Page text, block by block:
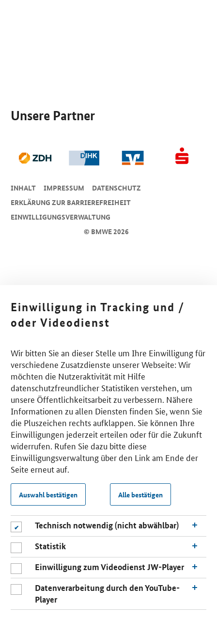
Unsere Partner
© BMWE 2026
INHALT IMPRESSUM
DA­TEN­SCHUTZ
ERKLÄRUNG ZUR BARRIEREFREIHEIT
EINWILLIGUNGSVERWALTUNG
Einwilligung in Tracking und /
oder Videodienst
Wir bitten Sie an dieser Stelle um Ihre Einwilligung für
verschiedene Zusatzdienste unserer Webseite: Wir
möchten die Nutzeraktivität mit Hilfe
datenschutzfreundlicher Statistiken verstehen, um
unsere Öffentlichkeitsarbeit zu verbessern. Nähere
Informationen zu allen Diensten finden Sie, wenn Sie
die Pluszeichen rechts aufklappen. Sie können Ihre
Einwilligungen jederzeit erteilen oder für die Zukunft
widerrufen. Rufen Sie dazu bitte diese
Einwilligungsverwaltung über den Link am Ende der
Seite erneut auf.
Auswahl bestätigen Alle bestätigen
Technisch notwendig (nicht abwählbar)
Statistik
Einwilligung zum Videodienst JW-Player
Datenverarbeitung durch den YouTube-
Player